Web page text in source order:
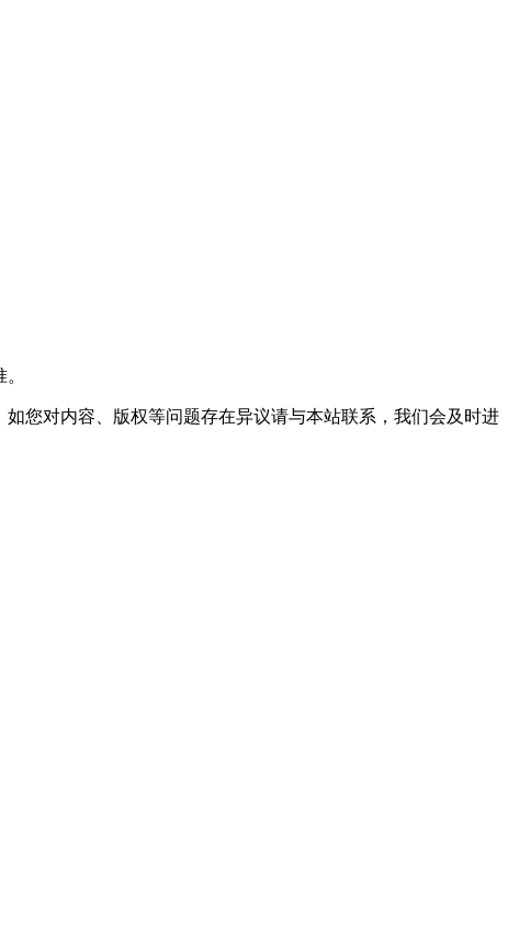
您对内容、版权等问题存在异议请与本站联系，我们会及时进